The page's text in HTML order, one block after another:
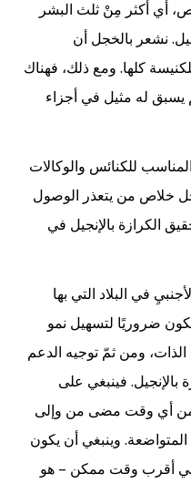
مليون شخص، أي أكثر مِنْ ثلث البشر
نشعر بالخجل أن
كلها. ومع ذلك، فهناك
يسبق له مثيل في أجزاء
للكنائس والوكالات
خلاص من يتعذر الوصول
الكرازة بالإنجيل في
في البلاد التي بها
ضروريًا لتسهيل نمو
الذات، ومن ثمّ توجيه الدعم
بالإنجيل. فينبغي على
من أي وقت مضى من وإلى
وينبغي أن يكون
أقرب وقت ممكن – هو